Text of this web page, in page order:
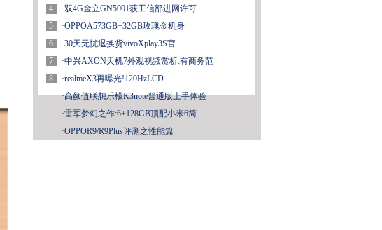
4
5
6
7
8
·双4G金立GN5001获工信部进网许可
·OPPOA573GB+32GB玫瑰金机身
·30天无忧退换货vivoXplay3S官
·中兴AXON天机7外观视频赏析:有商务范
·realmeX3再曝光!120HzLCD
·高颜值联想乐檬K3note普通版上手体验
·雷军梦幻之作:6+128GB顶配小米6简
·OPPOR9/R9Plus评测之性能篇